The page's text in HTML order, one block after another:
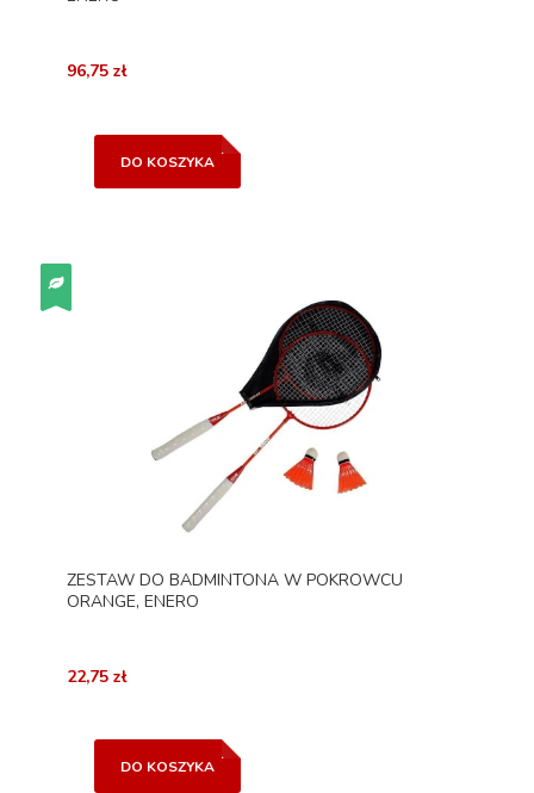
96,75 zł
DO KOSZYKA
ZESTAW DO BADMINTONA W POKROWCU
ORANGE, ENERO
22,75 zł
DO KOSZYKA